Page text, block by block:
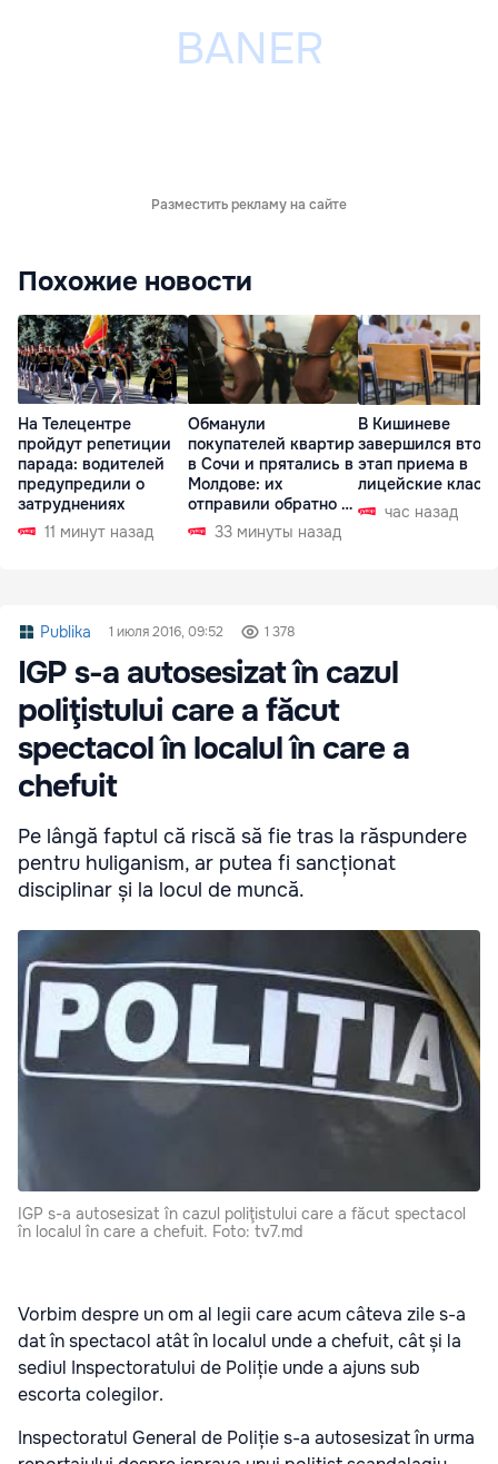
Разместить рекламу на сайте
Похожие новости
На Телецентре
пройдут репетиции
парада: водителей
предупредили о
затруднениях
11 минут назад
Обманули
покупателей квартир
в Сочи и прятались в
Молдове: их
отправили обратно в
РФ 33 минуты назад
В Кишиневе
завершился
этап приема в
лицейские
час назад
Publika 1 июля 2016, 09:52 1 378
IGP s-a autosesizat în cazul
poliţistului care a făcut
spectacol în localul în care a
chefuit
Pe lângă faptul că riscă să fie tras la răspundere
pentru huliganism, ar putea fi sancționat
disciplinar și la locul de muncă.
IGP s-a autosesizat în cazul poliţistului care a făcut spectacol
în localul în care a chefuit. Foto: tv7.md
Vorbim despre un om al legii care acum câteva zile s-a
dat în spectacol atât în localul unde a chefuit, cât și la
sediul Inspectoratului de Poliție unde a ajuns sub
escorta colegilor.
Inspectoratul General de Poliție s-a autosesizat în urma